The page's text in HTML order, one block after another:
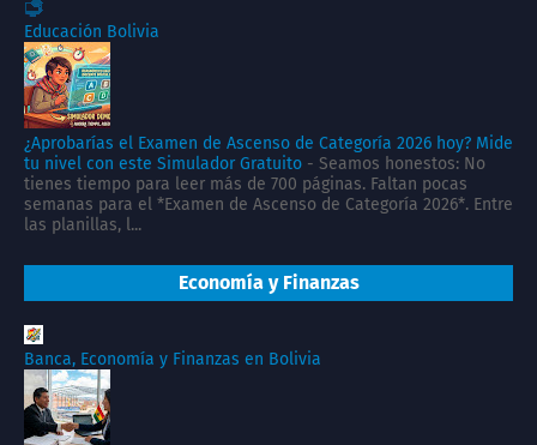
Educación Bolivia
¿Aprobarías el Examen de Ascenso de Categoría 2026 hoy? Mide
tu nivel con este Simulador Gratuito - Seamos honestos: No
tienes tiempo para leer más de 700 páginas. Faltan pocas
semanas para el *Examen de Ascenso de Categoría 2026*. Entre
las planillas, l...
Economía y Finanzas
Banca, Economía y Finanzas en Bolivia